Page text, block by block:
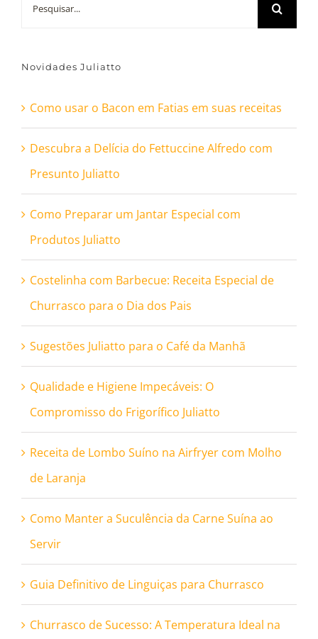
Novidades Juliatto
Como usar o Bacon em Fatias em suas receitas
Descubra a Delícia do Fettuccine Alfredo com
Presunto Juliatto
Como Preparar um Jantar Especial com
Produtos Juliatto
Costelinha com Barbecue: Receita Especial de
Churrasco para o Dia dos Pais
Sugestões Juliatto para o Café da Manhã
Qualidade e Higiene Impecáveis: O
Compromisso do Frigorífico Juliatto
Receita de Lombo Suíno na Airfryer com Molho
de Laranja
Como Manter a Suculência da Carne Suína ao
Servir
Guia Definitivo de Linguiças para Churrasco
Churrasco de Sucesso: A Temperatura Ideal na